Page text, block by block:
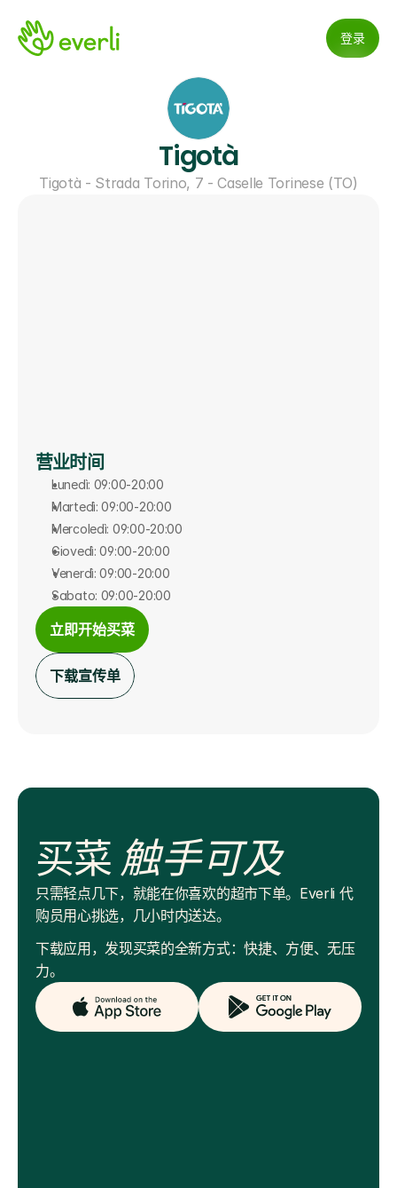
登录
Tigotà
Tigotà - Strada Torino, 7 - Caselle Torinese (TO)
营业时间
Lunedì: 09:00-20:00
Martedì: 09:00-20:00
Mercoledì: 09:00-20:00
Giovedì: 09:00-20:00
Venerdì: 09:00-20:00
Sabato: 09:00-20:00
立即开始买菜
下载宣传单
买菜 触手可及
只需轻点几下，就能在你喜欢的超市下单。Everli 代
购员用心挑选，几小时内送达。
下载应用，发现买菜的全新方式：快捷、方便、无压
力。